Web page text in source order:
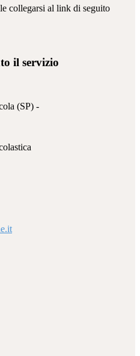
collegarsi al link di seguito
il servizio
(SP) -